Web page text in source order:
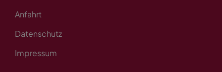
Anfahrt
Datenschutz
Impressum